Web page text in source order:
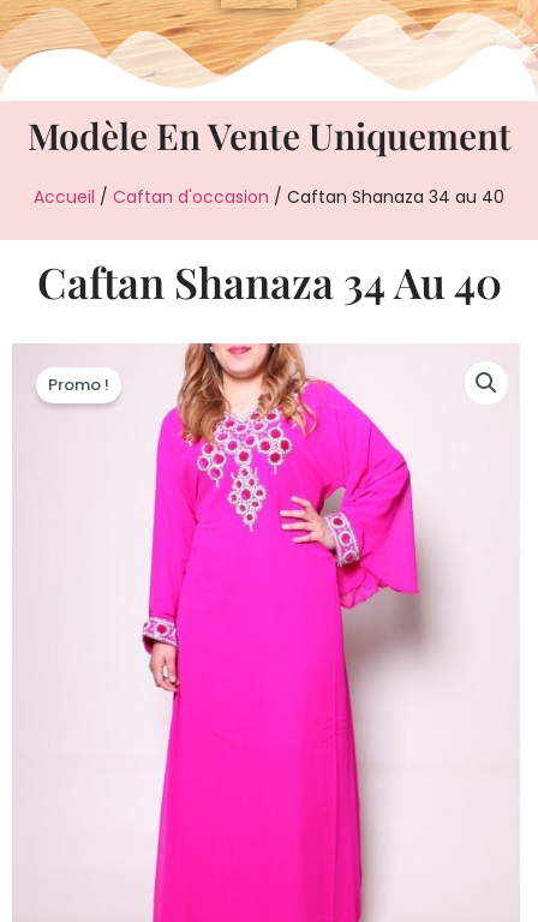
Modèle En Vente Uniquement
Accueil / Caftan d'occasion / Caftan Shanaza 34 au 40
Caftan Shanaza 34 Au 40
Promo !